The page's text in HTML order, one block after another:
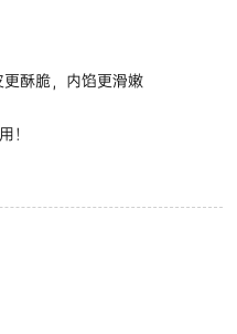
酥脆，内馅更滑嫩
！